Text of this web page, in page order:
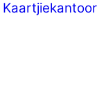
Kaartjiekantoor